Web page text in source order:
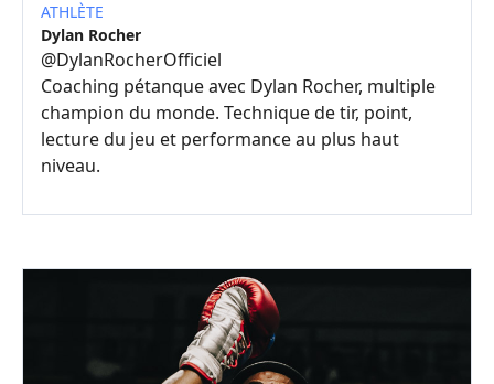
ATHLÈTE
Dylan Rocher
@DylanRocherOfficiel
Coaching pétanque avec Dylan Rocher, multiple
champion du monde. Technique de tir, point,
lecture du jeu et performance au plus haut
niveau.